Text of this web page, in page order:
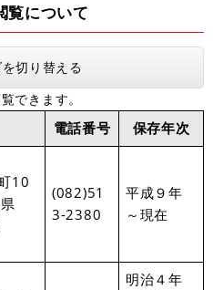
覧について
切り替える
できます。
電話番号 保存年次
10
(082)51
3-2380
平成９年
～現在
明治４年